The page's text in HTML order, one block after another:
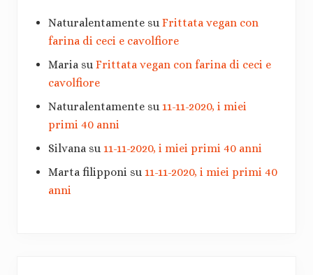
Naturalentamente su Frittata vegan con
farina di ceci e cavolfiore
Maria su Frittata vegan con farina di ceci e
cavolfiore
Naturalentamente su 11-11-2020, i miei
primi 40 anni
Silvana su 11-11-2020, i miei primi 40 anni
Marta filipponi su 11-11-2020, i miei primi 40
anni